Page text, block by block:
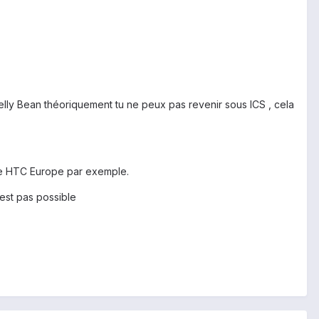
Bean théoriquement tu ne peux pas revenir sous ICS , cela
HTC Europe par exemple.
pas possible